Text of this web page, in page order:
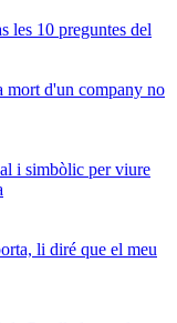
les 10 preguntes del
d'un company no
i simbòlic per viure
li diré que el meu